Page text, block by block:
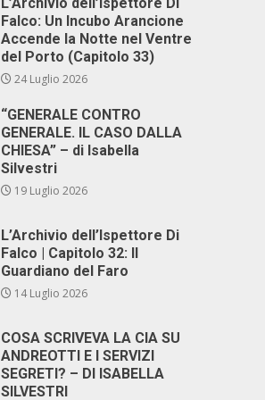
Falco: Un Incubo Arancione
Accende la Notte nel Ventre
del Porto (Capitolo 33)
24 Luglio 2026
“GENERALE CONTRO
GENERALE. IL CASO DALLA
CHIESA” – di Isabella
Silvestri
19 Luglio 2026
L’Archivio dell’Ispettore Di
Falco | Capitolo 32: Il
Guardiano del Faro
14 Luglio 2026
COSA SCRIVEVA LA CIA SU
ANDREOTTI E I SERVIZI
SEGRETI? – DI ISABELLA
SILVESTRI